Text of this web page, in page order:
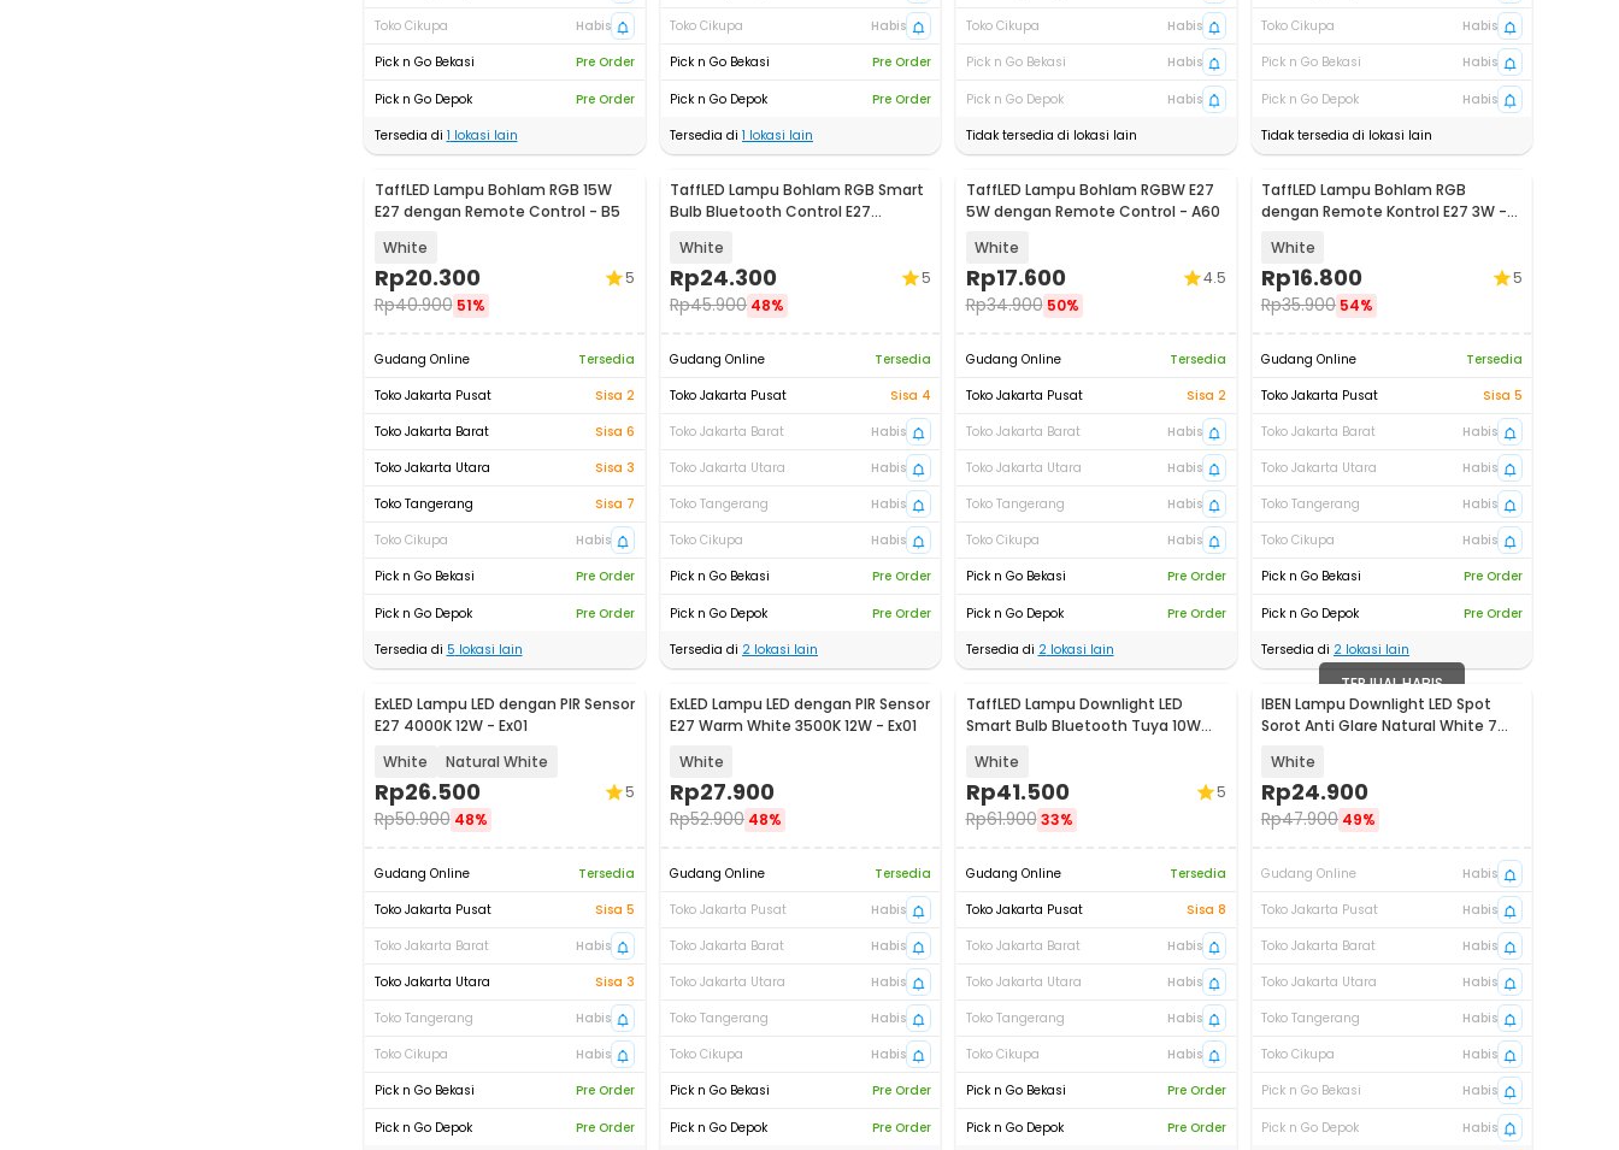
Toko Cikupa
Habis
Pick n Go Bekasi
Pre Order
Pick n Go Depok
Pre Order
Tersedia di 1 lokasi lain
Toko Cikupa
Habis
Pick n Go Bekasi
Pre Order
Pick n Go Depok
Pre Order
Tersedia di 1 lokasi lain
Toko Cikupa
Habis
Pick n Go Bekasi
Habis
Pick n Go Depok
Habis
Tidak tersedia di lokasi lain
Toko Cikupa
Habis
Pick n Go Bekasi
Habis
Pick n Go Depok
Habis
Tidak tersedia di lokasi lain
TaffLED Lampu Bohlam RGB 15W
E27 dengan Remote Control - B5
White
Rp20.300
Rp40.900 51%
5
Gudang Online
Tersedia
Toko Jakarta Pusat
Sisa 2
Toko Jakarta Barat
Sisa 6
Toko Jakarta Utara
Sisa 3
Toko Tangerang
Sisa 7
Toko Cikupa
Habis
Pick n Go Bekasi
Pre Order
Pick n Go Depok
Pre Order
Tersedia di 5 lokasi lain
TaffLED Lampu Bohlam RGB Smart
Bulb Bluetooth Control E27
White
Rp24.300
Rp45.900 48%
5
Gudang Online
Tersedia
Toko Jakarta Pusat
Sisa 4
Toko Jakarta Barat
Habis
Toko Jakarta Utara
Habis
Toko Tangerang
Habis
Toko Cikupa
Habis
Pick n Go Bekasi
Pre Order
Pick n Go Depok
Pre Order
Tersedia di 2 lokasi lain
TaffLED Lampu Bohlam RGBW E27
5W dengan Remote Control - A60
White
Rp17.600
Rp34.900 50%
4.5
Gudang Online
Tersedia
Toko Jakarta Pusat
Sisa 2
Toko Jakarta Barat
Habis
Toko Jakarta Utara
Habis
Toko Tangerang
Habis
Toko Cikupa
Habis
Pick n Go Bekasi
Pre Order
Pick n Go Depok
Pre Order
Tersedia di 2lokasi lain
TaffLED Lampu Bohlam RGB
dengan Remote Kontrol E27 3W -
White
Rp16.800
Rp35.900 54%
5
Gudang Online
Tersedia
Toko Jakarta Pusat
Sisa 5
Toko Jakarta Barat
Habis
Toko Jakarta Utara
Habis
Toko Tangerang
Habis
Toko Cikupa
Habis
Pick n Go Bekasi
Pre Order
Pick n Go Depok
Pre Order
Tersedia di 2 lokasi lain
ExLED Lampu LED dengan PIR Sensor
E27 4000K 12W - Ex01
White
Natural White
Rp26.500
Rp50.900 48%
5
Gudang Online
Tersedia
Toko Jakarta Pusat
Sisa 5
Toko Jakarta Barat
Habis
Toko Jakarta Utara
Sisa 3
Toko Tangerang
Habis
Toko Cikupa
Habis
Pick n Go Bekasi
Pre Order
Pick n Go Depok Pre Order
ExLED Lampu LED dengan PIR Sensor
E27 Warm White 3500K 12W - Ex01
White
Rp27.900
Rp52.900 48%
Gudang Online
Tersedia
Toko Jakarta Pusat
Habis
Toko Jakarta Barat
Habis
Toko Jakarta Utara
Habis
Toko Tangerang
Habis
Toko Cikupa
Habis
Pick n Go Bekasi
Pre Order
Pick n Go Depok Pre Order
TaffLED Lampu Downlight LED
Smart Bulb Bluetooth Tuya 10W
White
Rp41.500
Rp61.900 33%
5
Gudang Online
Tersedia
Toko Jakarta Pusat
Sisa 8
Toko Jakarta Barat
Habis
Toko Jakarta Utara
Habis
Toko Tangerang
Habis
Toko Cikupa
Habis
Pick n Go Bekasi
Pre Order
Pick n Go Depok Pre Order
TERJUAL HABIS
IBEN Lampu Downlight LED Spot
Sorot Anti Glare Natural White 7W
White
Rp24.900
Rp47.900 49%
Gudang Online
Habis
Toko Jakarta Pusat
Habis
Toko Jakarta Barat
Habis
Toko Jakarta Utara
Habis
Toko Tangerang
Habis
Toko Cikupa
Habis
Pick n Go Bekasi
Habis
Pick n Go Depok Habis